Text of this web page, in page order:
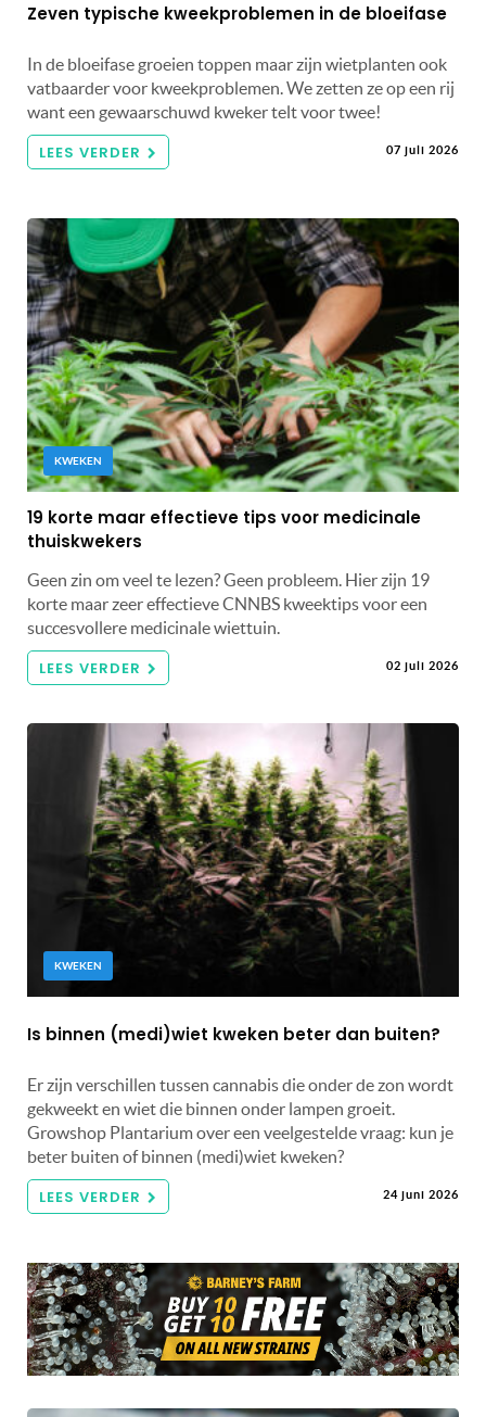
Zeven typische kweekproblemen in de bloeifase
In de bloeifase groeien toppen maar zijn wietplanten ook
vatbaarder voor kweekproblemen. We zetten ze op een rij
want een gewaarschuwd kweker telt voor twee!
LEES VERDER 07 juli 2026
KWEKEN
19 korte maar effectieve tips voor medicinale
thuiskwekers
Geen zin om veel te lezen? Geen probleem. Hier zijn 19
korte maar zeer effectieve CNNBS kweektips voor een
succesvollere medicinale wiettuin.
LEES VERDER 02 juli 2026
KWEKEN
Is binnen (medi)wiet kweken beter dan buiten?
Er zijn verschillen tussen cannabis die onder de zon wordt
gekweekt en wiet die binnen onder lampen groeit.
Growshop Plantarium over een veelgestelde vraag: kun je
beter buiten of binnen (medi)wiet kweken?
LEES VERDER 24 juni 2026